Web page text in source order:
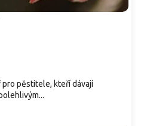
pro pěstitele, kteří dávají